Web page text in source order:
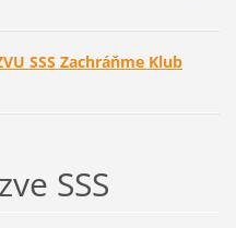
SSS Zachráňme Klub
SSS